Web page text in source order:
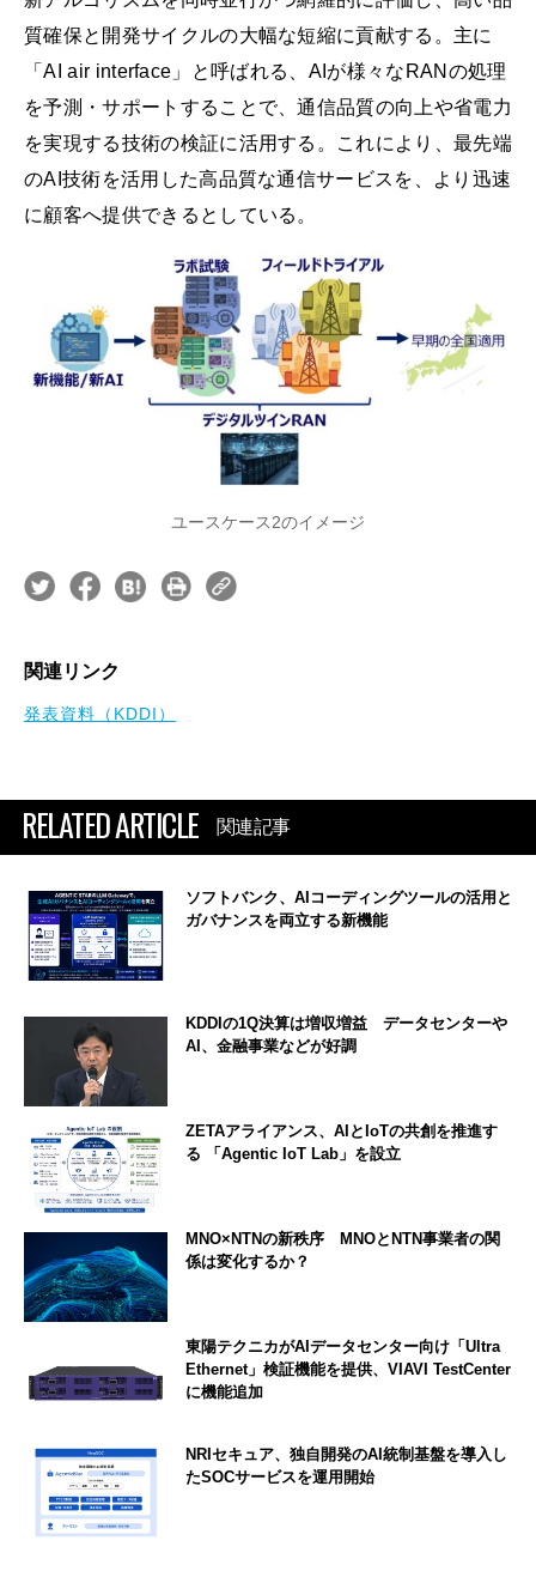
質確保と開発サイクルの大幅な短縮に貢献する。主に
「AI air interface」と呼ばれる、AIが様々なRANの処理
を予測・サポートすることで、通信品質の向上や省電力
を実現する技術の検証に活用する。これにより、最先端
のAI技術を活用した高品質な通信サービスを、より迅速
に顧客へ提供できるとしている。
ユースケース2のイメージ
関連リンク
発表資料（KDDI）
RELATED ARTICLE 関連記事
ソフトバンク、AIコーディングツールの活用と
ガバナンスを両立する新機能
KDDIの1Q決算は増収増益 データセンターや
AI、金融事業などが好調
ZETAアライアンス、AIとIoTの共創を推進す
る 「Agentic IoT Lab」を設立
MNO×NTNの新秩序 MNOとNTN事業者の関
係は変化するか？
東陽テクニカがAIデータセンター向け「Ultra
Ethernet」検証機能を提供、VIAVI TestCenter
に機能追加
NRIセキュア、独自開発のAI統制基盤を導入し
たSOCサービスを運用開始